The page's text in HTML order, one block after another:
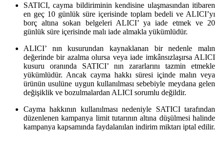
SATICI, cayma bildiriminin kendisine ulaşmasından itibaren
en geç 10 günlük süre içerisinde toplam bedeli ve ALICI’yı
borç altına sokan belgeleri ALICI’ ya iade etmek ve 20
günlük süre içerisinde malı iade almakla yükümlüdür.
ALICI’ nın kusurundan kaynaklanan bir nedenle malın
değerinde bir azalma olursa veya iade imkânsızlaşırsa ALICI
kusuru oranında SATICI’ nın zararlarını tazmin etmekle
yükümlüdür. Ancak cayma hakkı süresi içinde malın veya
ürünün usulüne uygun kullanılması sebebiyle meydana gelen
değişiklik ve bozulmalardan ALICI sorumlu değildir.
Cayma hakkının kullanılması nedeniyle SATICI tarafından
düzenlenen kampanya limit tutarının altına düşülmesi halinde
kampanya kapsamında faydalanılan indirim miktarı iptal edilir.